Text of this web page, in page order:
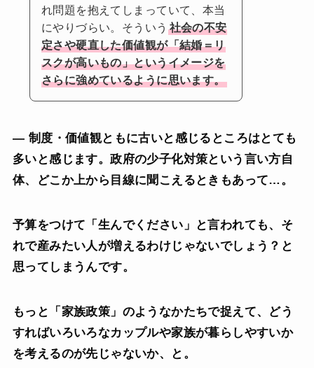
れ問題を抱えてしまっていて、本当
にやりづらい。そういう 社会の不安
定さや硬直した価値観が「結婚＝リ
スクが高いもの」というイメージを
さらに強めているように思います。
— 制度・価値観ともに古いと感じるところはとても
多いと感じます。政府の少子化対策という言い方自
体、どこか上から目線に聞こえるときもあって…。
予算をつけて「生んでください」と言われても、そ
れで産みたい人が増えるわけじゃないでしょう？と
思ってしまうんです。
もっと「家族政策」のようなかたちで捉えて、どう
すればいろいろなカップルや家族が暮らしやすいか
を考えるのが先じゃないか、と。